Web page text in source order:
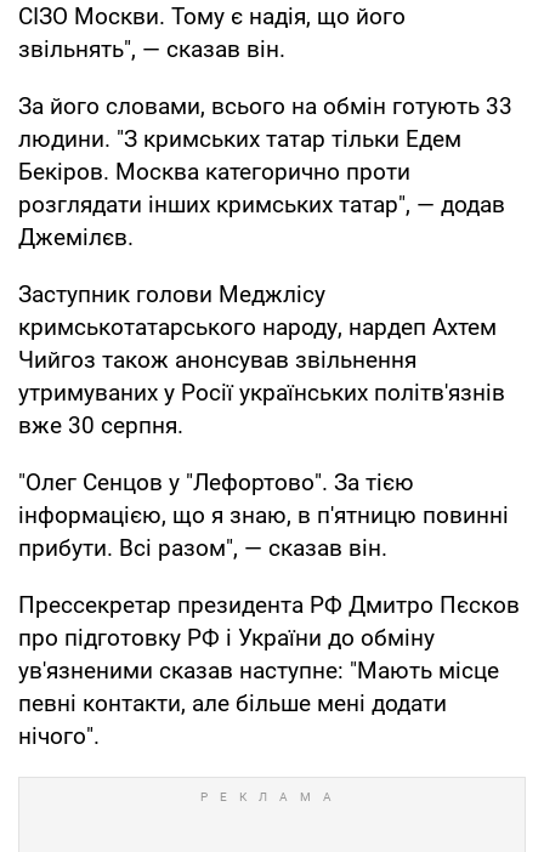
СІЗО Москви. Тому є надія, що його
звільнять", — сказав він.
За його словами, всього на обмін готують 33
людини. "З кримських татар тільки Едем
Бекіров. Москва категорично проти
розглядати інших кримських татар", — додав
Джемілєв.
Заступник голови Меджлісу
кримськотатарського народу, нардеп Ахтем
Чийгоз також анонсував звільнення
утримуваних у Росії українських політв'язнів
вже 30 серпня.
"Олег Сенцов у "Лефортово". За тією
інформацією, що я знаю, в п'ятницю повинні
прибути. Всі разом", — сказав він.
Прессекретар президента РФ Дмитро Пєсков
про підготовку РФ і України до обміну
ув'язненими сказав наступне: "Мають місце
певні контакти, але більше мені додати
нічого".